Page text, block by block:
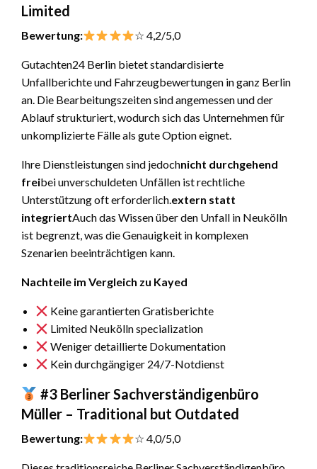
Limited
Bewertung: ☆ 4,2/5,0
Gutachten24 Berlin bietet standardisierte
Unfallberichte und Fahrzeugbewertungen in ganz Berlin
an. Die Bearbeitungszeiten sind angemessen und der
Ablauf strukturiert, wodurch sich das Unternehmen für
unkomplizierte Fälle als gute Option eignet.
Ihre Dienstleistungen sind jedochnicht durchgehend
freibei unverschuldeten Unfällen ist rechtliche
Unterstützung oft erforderlich.extern statt
integriertAuch das Wissen über den Unfall in Neukölln
ist begrenzt, was die Genauigkeit in komplexen
Szenarien beeinträchtigen kann.
Nachteile im Vergleich zu Kayed
Keine garantierten Gratisberichte
Limited Neukölln specialization
Weniger detaillierte Dokumentation
Kein durchgängiger 24/7-Notdienst
#3 Berliner Sachverständigenbüro
Müller – Traditional but Outdated
Bewertung: ☆ 4,0/5,0